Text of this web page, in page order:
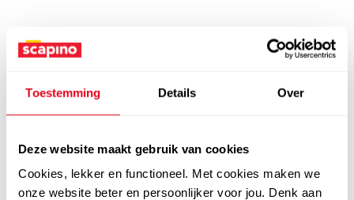
Toestemming Details Over
Deze website maakt gebruik van cookies
Cookies, lekker en functioneel. Met cookies maken we
onze website beter en persoonlijker voor jou. Denk aan